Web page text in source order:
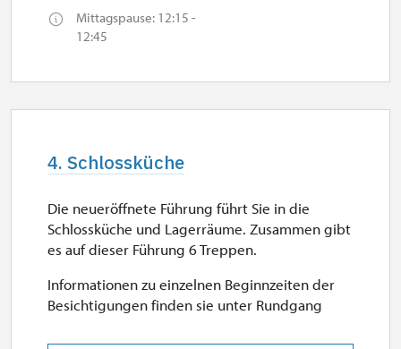
10.00 – 16.00
19. 12.
10.00 – 15.00
20. 12.-25. 12.
Mittagspause: 12:15 -
12:45
4. Schlossküche
Die neueröffnete Führung führt Sie in die
Schlossküche und Lagerräume. Zusammen gibt
es auf dieser Führung 6 Treppen.
Informationen zu einzelnen Beginnzeiten der
Besichtigungen finden sie unter Rundgang